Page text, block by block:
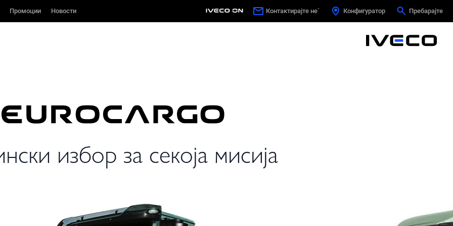
Промоции Новости Контактирајте не` Конфигуратор Пребарајте
Промоции Новости Contact us Configurator Search
избор за секоја мисија